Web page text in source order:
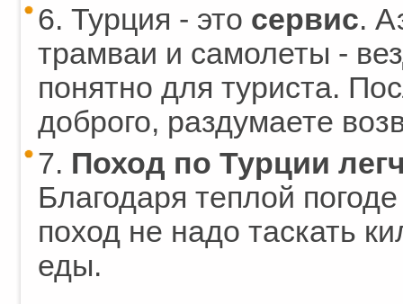
6. Турция - это сервис.
трамваи и самолеты -
понятно для туриста.
доброго, раздумаете
7. Поход по Турции
Благодаря теплой
поход не надо таскать
еды.